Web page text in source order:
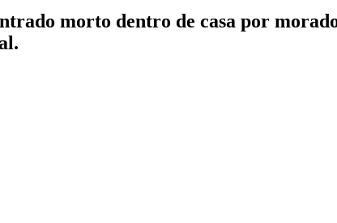
morto dentro de casa por